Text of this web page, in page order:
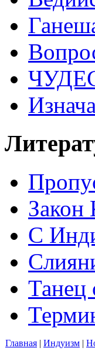
С
Главная | Индуизм |